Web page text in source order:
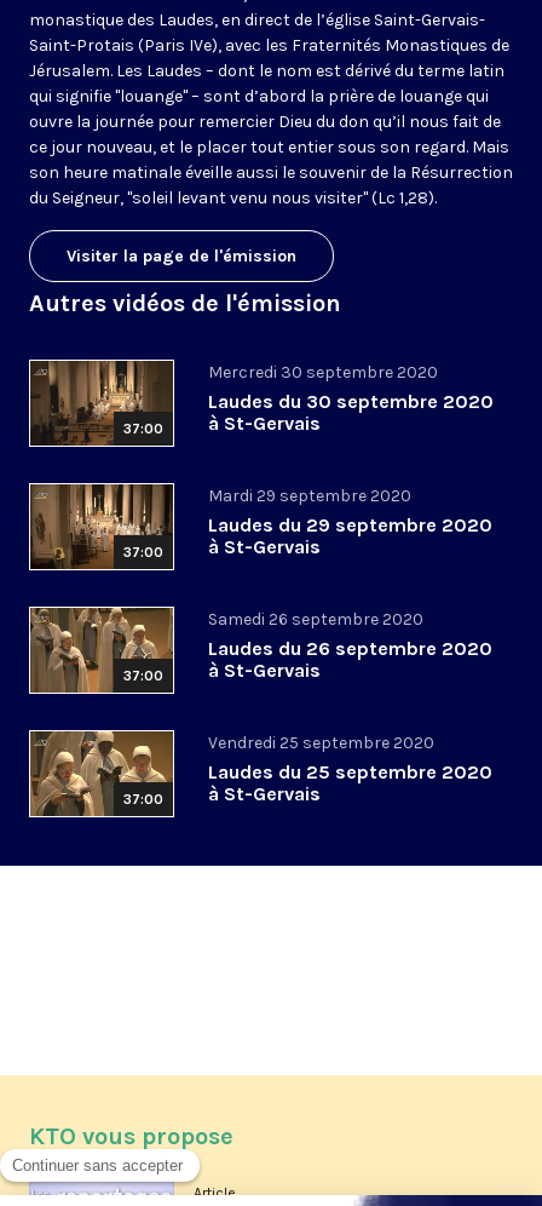
monastique des Laudes, en direct de l’église Saint-Gervais-
Saint-Protais (Paris IVe), avec les Fraternités Monastiques de
Jérusalem. Les Laudes – dont le nom est dérivé du terme latin
qui signifie "louange" – sont d’abord la prière de louange qui
ouvre la journée pour remercier Dieu du don qu’il nous fait de
ce jour nouveau, et le placer tout entier sous son regard. Mais
son heure matinale éveille aussi le souvenir de la Résurrection
du Seigneur, "soleil levant venu nous visiter" (Lc 1,28).
Visiter la page de l'émission
Autres vidéos de l'émission
37:00
Mercredi 30 septembre 2020
Laudes du 30 septembre 2020
à St-Gervais
37:00
Mardi 29 septembre 2020
Laudes du 29 septembre 2020
à St-Gervais
37:00
Samedi 26 septembre 2020
Laudes du 26 septembre 2020
à St-Gervais
37:00
Vendredi 25 septembre 2020
Laudes du 25 septembre 2020
à St-Gervais
KTO vous propose
Article